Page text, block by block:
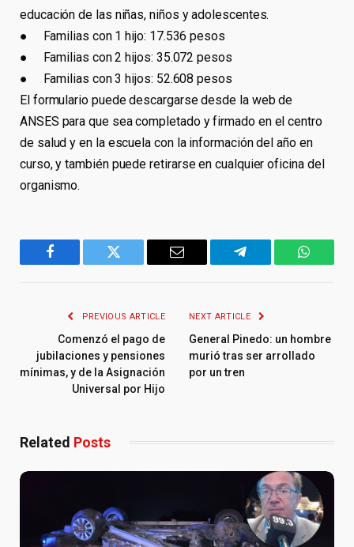
educación de las niñas, niños y adolescentes.
● Familias con 1 hijo: 17.536 pesos
● Familias con 2 hijos: 35.072 pesos
● Familias con 3 hijos: 52.608 pesos
El formulario puede descargarse desde la web de
ANSES para que sea completado y firmado en el centro
de salud y en la escuela con la información del año en
curso, y también puede retirarse en cualquier oficina del
organismo.
Facebook Twitter Email Telegram
PREVIOUS ARTICLE
Comenzó el pago de
jubilaciones y pensiones
mínimas, y de la Asignación
Universal por Hijo
NEXT ARTICLE
General Pinedo: un hombre
murió tras ser arrollado
por un tren
Related Posts